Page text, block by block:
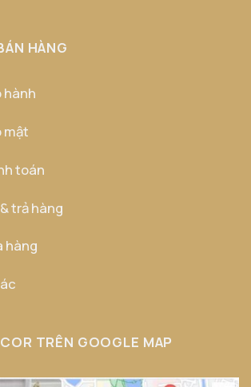
HÀNG
hành
mật
toán
trả hàng
hàng
TRÊN GOOGLE MAP